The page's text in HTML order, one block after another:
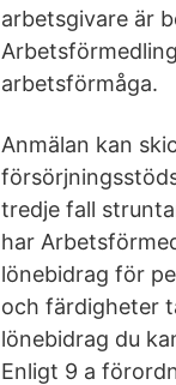
arbetsgivare är
arbetsförmåga.
Anmälan kan
tredje fall
har
lönebidrag för
och färdigheter
lönebidrag du
Enligt 9 a